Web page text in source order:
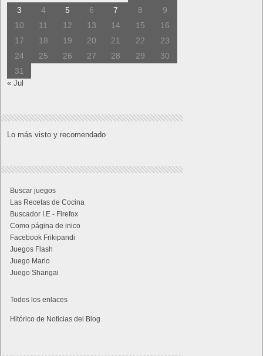
3
4 5 6 7 8
9
10
11 12 13 14 15
16
17
18 19 20 21 22
23
24
25 26 27 28 29
30
31
« Jul
Lo más visto y recomendado
Buscar juegos
Las Recetas de Cocina
Buscador I.E - Firefox
Como página de inico
Facebook Frikipandi
Juegos Flash
Juego Mario
Juego Shangai
Todos los enlaces
Hitórico de Noticias del Blog